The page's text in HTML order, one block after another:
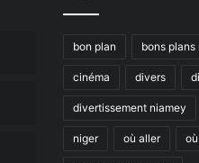
bon plan bons plans
cinéma divers
divertissement niamey
niger où aller